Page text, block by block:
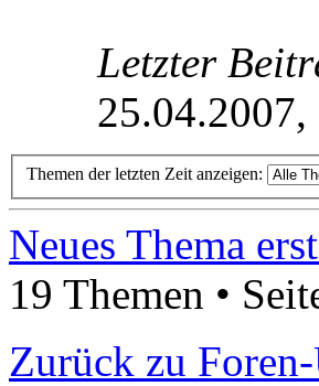
Letzter
25.04.2007,
Themen der letzten Zeit anzeigen:
Neues Thema
19 Themen •
Zurück zu